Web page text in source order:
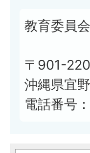
教育委員
〒901-
沖縄県宜
電話番号